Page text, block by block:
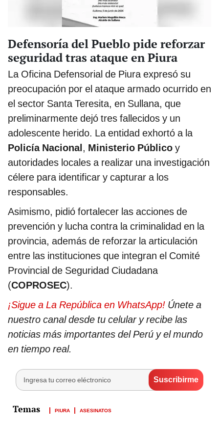
Defensoría del Pueblo pide reforzar
seguridad tras ataque en Piura
La Oficina Defensorial de Piura expresó su
preocupación por el ataque armado ocurrido en
el sector Santa Teresita, en Sullana, que
preliminarmente dejó tres fallecidos y un
adolescente herido. La entidad exhortó a la
Policía Nacional, Ministerio Público y
autoridades locales a realizar una investigación
célere para identificar y capturar a los
responsables.
Asimismo, pidió fortalecer las acciones de
prevención y lucha contra la criminalidad en la
provincia, además de reforzar la articulación
entre las instituciones que integran el Comité
Provincial de Seguridad Ciudadana
(COPROSEC).
¡Sigue a La República en WhatsApp! Únete a
nuestro canal desde tu celular y recibe las
noticias más importantes del Perú y el mundo
en tiempo real.
PIURA ASESINATOS